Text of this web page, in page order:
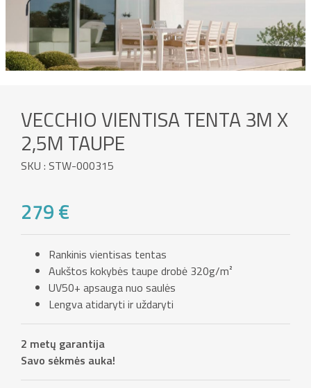
VECCHIO VIENTISA TENTA 3M X
2,5M TAUPE
SKU : STW-000315
279 €
Rankinis vientisas tentas
Aukštos kokybės taupe drobė 320g/m²
UV50+ apsauga nuo saulės
Lengva atidaryti ir uždaryti
2 metų garantija
Savo sėkmės auka!